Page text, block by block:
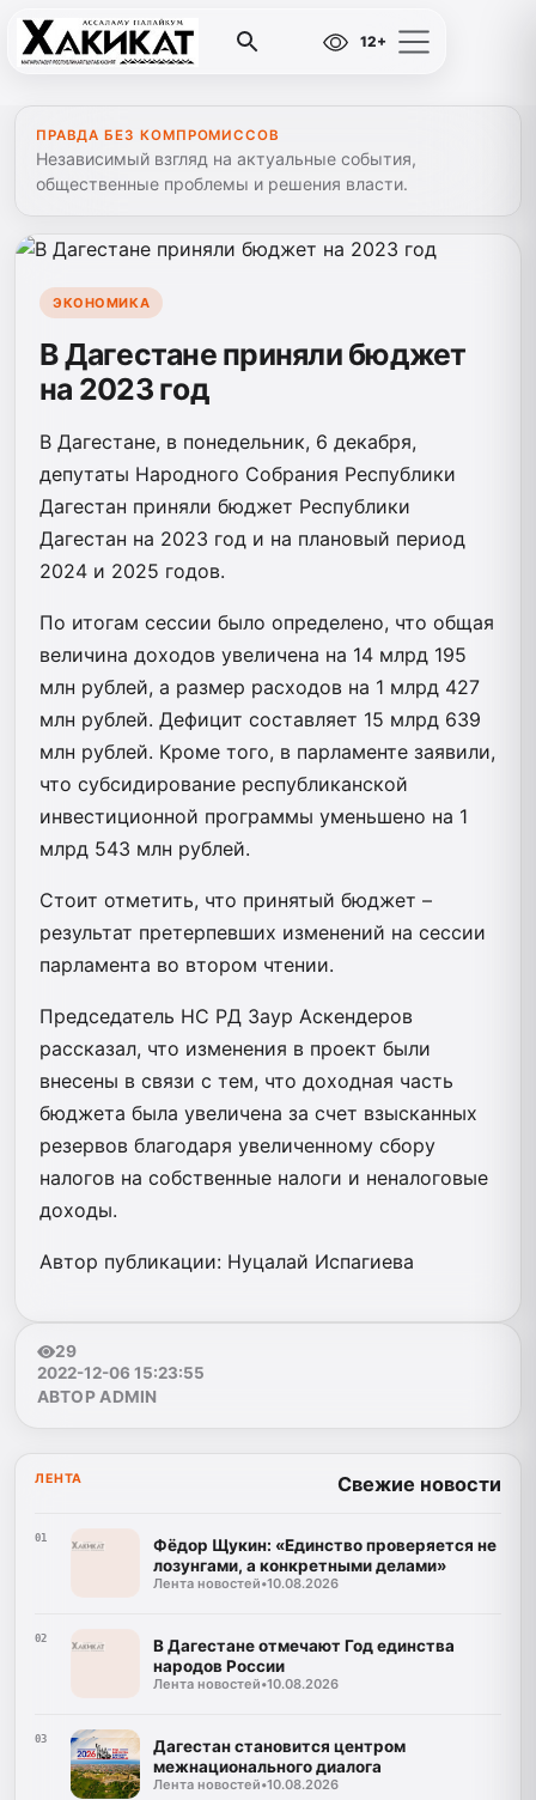
12+
ПРАВДА БЕЗ КОМПРОМИССОВ
Независимый взгляд на актуальные события,
общественные проблемы и решения власти.
ЭКОНОМИКА
В Дагестане приняли бюджет
на 2023 год
В Дагестане, в понедельник, 6 декабря,
депутаты Народного Собрания Республики
Дагестан приняли бюджет Республики
Дагестан на 2023 год и на плановый период
2024 и 2025 годов.
По итогам сессии было определено, что общая
величина доходов увеличена на 14 млрд 195
млн рублей, а размер расходов на 1 млрд 427
млн рублей. Дефицит составляет 15 млрд 639
млн рублей. Кроме того, в парламенте заявили,
что субсидирование республиканской
инвестиционной программы уменьшено на 1
млрд 543 млн рублей.
Стоит отметить, что принятый бюджет –
результат претерпевших изменений на сессии
парламента во втором чтении.
Председатель НС РД Заур Аскендеров
рассказал, что изменения в проект были
внесены в связи с тем, что доходная часть
бюджета была увеличена за счет взысканных
резервов благодаря увеличенному сбору
налогов на собственные налоги и неналоговые
доходы.
Автор публикации: Нуцалай Испагиева
29
2022-12-06 15:23:55
АВТОР ADMIN
ЛЕНТА Свежие новости
01
Фёдор Щукин: «Единство проверяется не
лозунгами, а конкретными делами»
Лента новостей•10.08.2026
02
В Дагестане отмечают Год единства
народов России
Лента новостей•10.08.2026
03
Дагестан становится центром
межнационального диалога
Лента новостей•10.08.2026